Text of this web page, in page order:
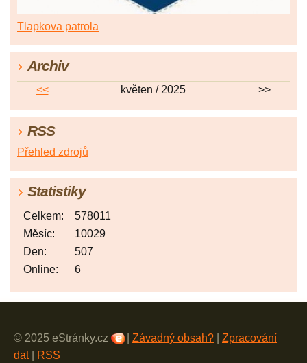
Tlapkova patrola
Archiv
<< květen / 2025 >>
RSS
Přehled zdrojů
Statistiky
Online: 6
Celkem:
578011
Měsíc:
10029
Den:
507
© 2025 eStránky.cz Závadný obsah?
Zpracování
dat| RSS